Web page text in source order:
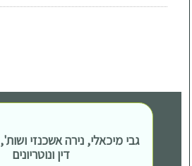
גבי מיכאלי, נירה אשכנזי
דין ונוטריונים